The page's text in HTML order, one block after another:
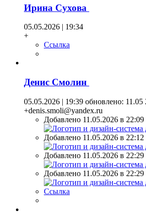
Ирина Сухова
05.05.2026 | 19:34
+
Ссылка
Денис Смолин
05.05.2026 | 19:39 обновлено: 11.05
+denis.smoli@yandex.ru
Добавлено 11.05.2026 в 22:09
Добавлено 11.05.2026 в 22:12
Добавлено 11.05.2026 в 22:29
Добавлено 11.05.2026 в 22:29
Ссылка